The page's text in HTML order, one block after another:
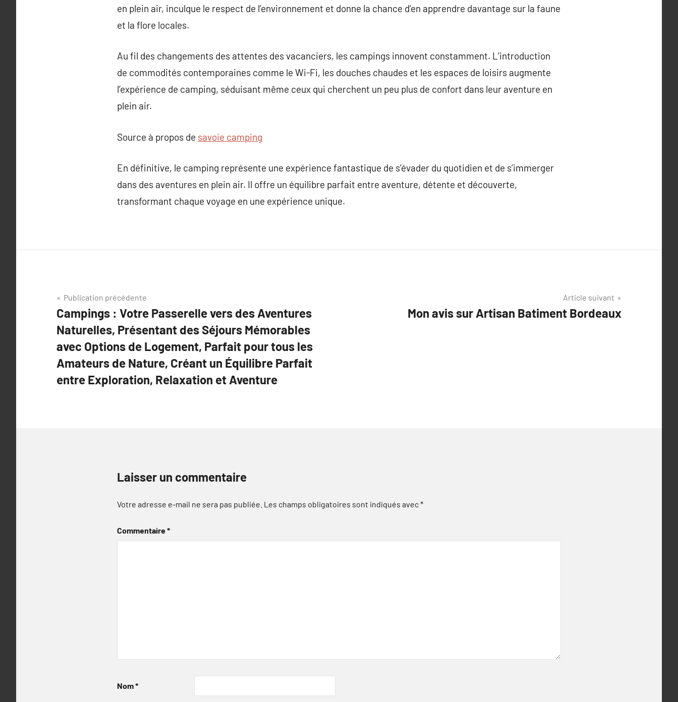
en plein air, inculque le respect de l’environnement et donne la chance d’en apprendre davantage sur la faune
et la flore locales.
Au fil des changements des attentes des vacanciers, les campings innovent constamment. L’introduction
de commodités contemporaines comme le Wi-Fi, les douches chaudes et les espaces de loisirs augmente
l’expérience de camping, séduisant même ceux qui cherchent un peu plus de confort dans leur aventure en
plein air.
Source à propos de savoie camping
En définitive, le camping représente une expérience fantastique de s’évader du quotidien et de s’immerger
dans des aventures en plein air. Il offre un équilibre parfait entre aventure, détente et découverte,
transformant chaque voyage en une expérience unique.
Navigation
de
l’article
Publication précédente
Campings : Votre Passerelle vers des Aventures
Naturelles, Présentant des Séjours Mémorables
avec Options de Logement, Parfait pour tous les
Amateurs de Nature, Créant un Équilibre Parfait
entre Exploration, Relaxation et Aventure
Article suivant
Mon avis sur Artisan Batiment Bordeaux
Laisser un commentaire
Votre adresse e-mail ne sera pas publiée. Les champs obligatoires sont indiqués avec*
Commentaire*
Nom*